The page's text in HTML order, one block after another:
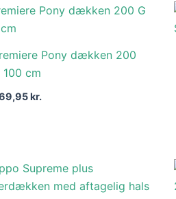
Pony dækken 200
100 cm
kr.